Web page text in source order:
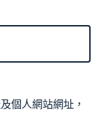
個人網站網址，